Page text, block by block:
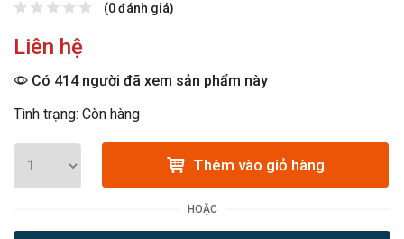
(0 đánh giá)
Liên hệ
Có 414 người đã xem sản phẩm này
Tình trạng: Còn hàng
Thêm vào giỏ hàng
HOẶC